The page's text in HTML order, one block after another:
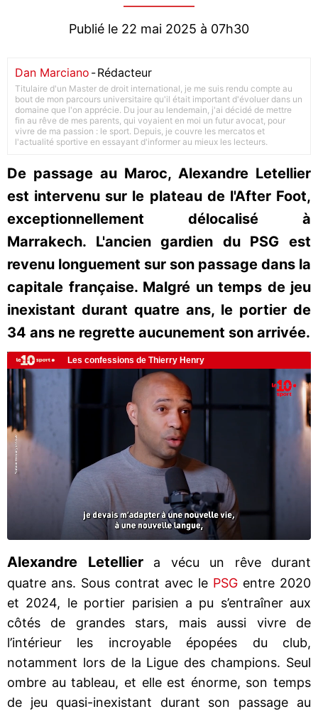
Publié le 22 mai 2025 à 07h30
Dan Marciano -Rédacteur
Titulaire d'un Master de droit international, je me suis rendu compte au
bout de mon parcours universitaire qu'il était important d'évoluer dans un
domaine que l'on apprécie. Du jour au lendemain, j'ai décidé de mettre
fin au rêve de mes parents, qui voyaient en moi un futur avocat, pour
vivre de ma passion : le sport. Depuis, je couvre les mercatos et
l'actualité sportive en essayant d'informer au mieux les lecteurs.
De passage au Maroc, Alexandre Letellier
est intervenu sur le plateau de l'After Foot,
exceptionnellement délocalisé à
Marrakech. L'ancien gardien du PSG est
revenu longuement sur son passage dans la
capitale française. Malgré un temps de jeu
inexistant durant quatre ans, le portier de
34 ans ne regrette aucunement son arrivée.
Alexandre Letelliera vécu un rêve durant
quatre ans. Sous contrat avec le PSG entre 2020
et 2024, le portier parisien a pu s’entraîner aux
côtés de grandes stars, mais aussi vivre de
l’intérieur les incroyable épopées du club,
notamment lors de la Ligue des champions. Seul
ombre au tableau, et elle est énorme, son temps
de jeu quasi-inexistant durant son passage au